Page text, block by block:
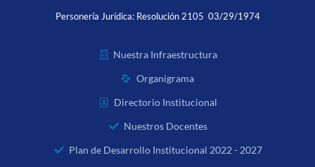
Personería Jurídica: Resolución 2105 03/29/1974
Nuestra Infraestructura
Organigrama
Directorio Institucional
Nuestros Docentes
Plan de Desarrollo Institucional 2022 - 2027